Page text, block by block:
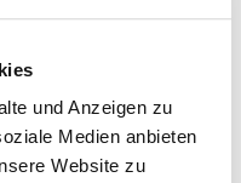
und Anzeigen zu
Medien anbieten
Website zu